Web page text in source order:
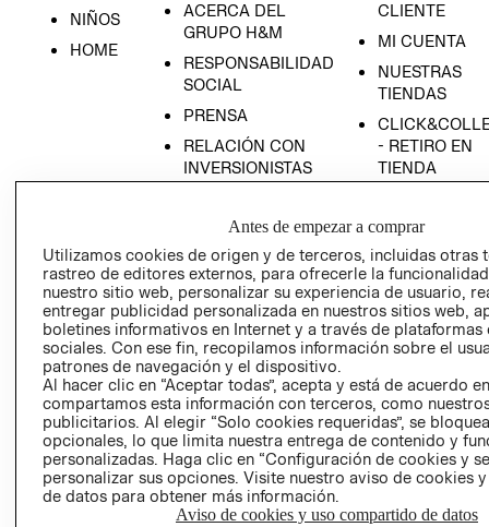
NIÑOS
HOME
ACERCA DEL
GRUPO H&M
RESPONSABILIDAD
SOCIAL
PRENSA
RELACIÓN CON
INVERSIONISTAS
EMPRESARIAL
CLIENTE
MI CUENTA
NUESTRAS
TIENDAS
- RETIRO EN
TIENDA
CONDICIONES
AVISO DE
PRIVACIDAD
GIFT CARD
AVISO DE
COOKIES
Chile ($)
Antes de empezar a comprar
Utilizamos cookies de origen y de terceros, incluidas otras
rastreo de editores externos, para ofrecerle la
nuestro sitio web, personalizar su experiencia de usuario,
entregar publicidad personalizada en nuestros sitios web,
boletines informativos en Internet y a través de plataformas
sociales. Con ese fin, recopilamos información sobre el
patrones de navegación y el dispositivo.
Al hacer clic en “Aceptar todas”, acepta y está de acuerdo
compartamos esta información con terceros, como
publicitarios. Al elegir “Solo cookies requeridas”, se
opcionales, lo que limita nuestra entrega de contenido y
personalizadas. Haga clic en “Configuración de cookies y
personalizar sus opciones. Visite nuestro aviso de cookies
de datos para obtener más información.
Aviso de cookies y uso compartido de datos